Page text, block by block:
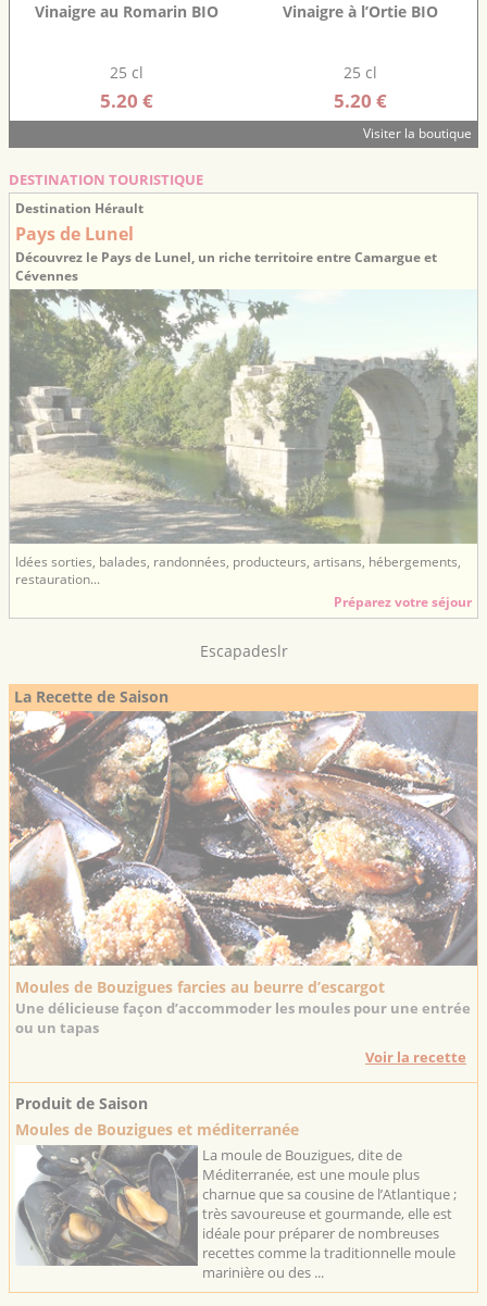
Vinaigre au Romarin BIO
25 cl
5.20 €
Vinaigre à l’Ortie BIO
25 cl
5.20 €
Visiter la boutique
DESTINATION TOURISTIQUE
Destination Hérault
Pays de Lunel
Découvrez le Pays de Lunel, un riche territoire entre Camargue et
Cévennes
Idées sorties, balades, randonnées, producteurs, artisans, hébergements,
restauration...
Préparez votre séjour
Escapadeslr
La Recette de Saison
Moules de Bouzigues farcies au beurre d’escargot
Une délicieuse façon d’accommoder les moules pour une entrée
ou un tapas
Voir la recette
Produit de Saison
Moules de Bouzigues et méditerranée
La moule de Bouzigues, dite de
Méditerranée, est une moule plus
charnue que sa cousine de l’Atlantique ;
très savoureuse et gourmande, elle est
idéale pour préparer de nombreuses
recettes comme la traditionnelle moule
marinière ou des ...